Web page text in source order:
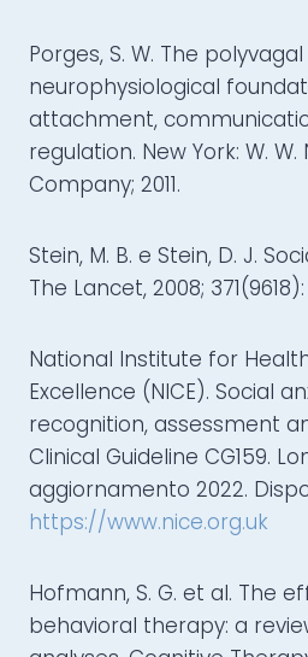
Porges, S. W. The
neurophysiological
attachment,
regulation. New York: W.
Company; 2011.
Stein, M. B. e Stein, D. J.
The Lancet, 2008; 371(9618):
National Institute for
Excellence (NICE). Social
recognition, assessment
Clinical Guideline CG159.
aggiornamento 2022.
https://www.nice.org.uk
Hofmann, S. G. et al. The
behavioral therapy: a